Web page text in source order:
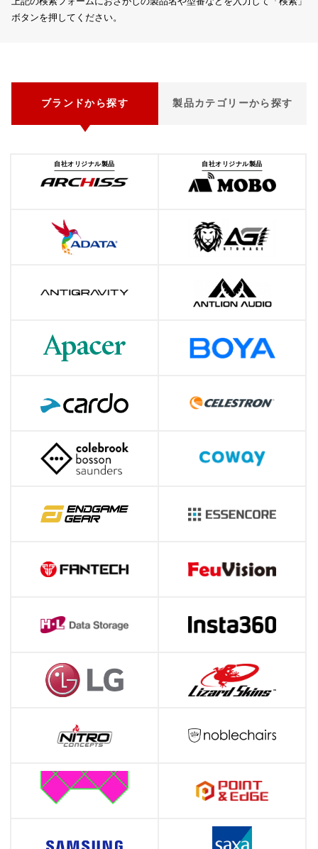
ボタンを押してください。
ブランドから探す 製品カテゴリーから探す
自社オリジナル製品 自社オリジナル製品